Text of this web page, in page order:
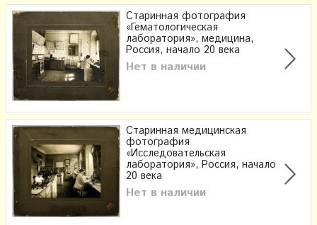
Старинная фотография
«Гематологическая
лаборатория», медицина,
Россия, начало 20 века
Нет в наличии
Старинная медицинская
фотография
«Исследовательская
лаборатория», Россия, начало
20 века
Нет в наличии